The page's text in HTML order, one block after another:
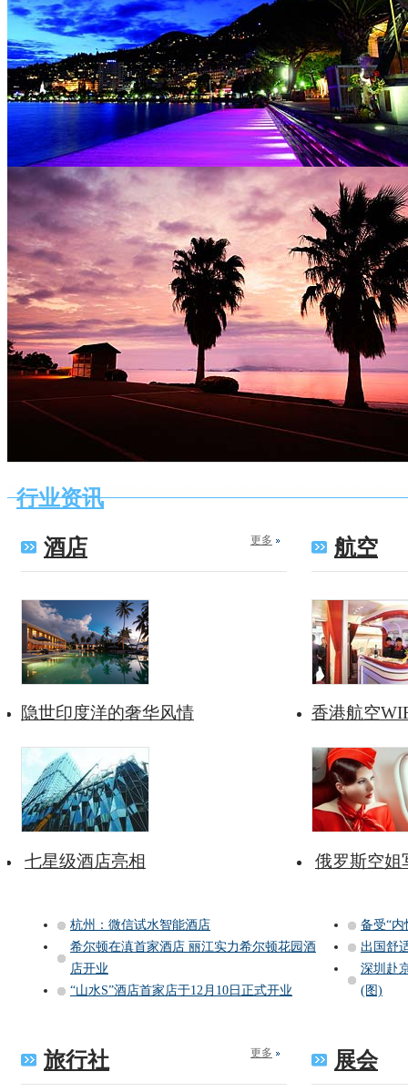
行业资讯
更多
酒店
隐世印度洋的奢华风情
七星级酒店亮相
杭州：微信试水智能酒店
希尔顿在滇首家酒店 丽江实力希尔顿花园酒
店开业
“山水S”酒店首家店于12月10日正式开业
航空
香港航空
俄罗斯空姐
备受“
出国舒
深圳赴
(图)
更多
旅行社 展会